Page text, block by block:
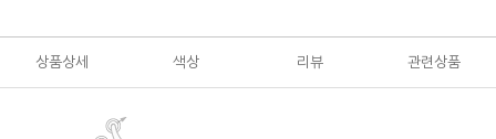
상품상세 색상 리뷰 관련상품